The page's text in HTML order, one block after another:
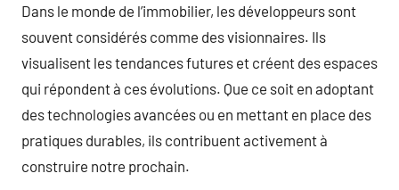
Dans le monde de l’immobilier, les développeurs sont
souvent considérés comme des visionnaires. Ils
visualisent les tendances futures et créent des espaces
qui répondent à ces évolutions. Que ce soit en adoptant
des technologies avancées ou en mettant en place des
pratiques durables, ils contribuent activement à
construire notre prochain.